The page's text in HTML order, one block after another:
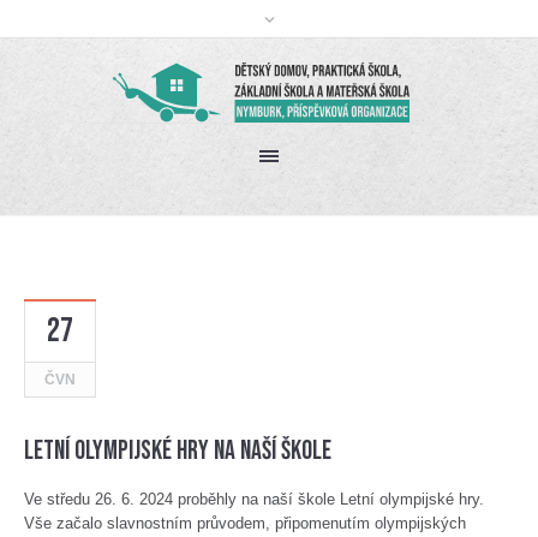
27
ČVN
Letní olympijské hry na naší škole
Ve středu 26. 6. 2024 proběhly na naší škole Letní olympijské hry.
Vše začalo slavnostním průvodem, připomenutím olympijských